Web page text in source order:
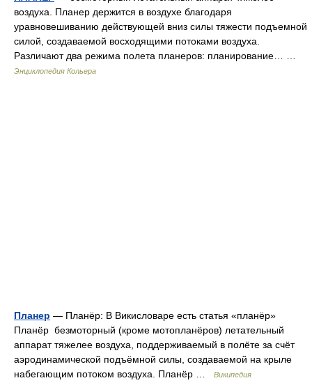
воздуха. Планер держится в воздухе благодаря
уравновешиванию действующей вниз силы тяжести подъемной
силой, создаваемой восходящими потоками воздуха.
Различают два режима полета планеров: планирование… …
Энциклопедия Кольера
Планер — Планёр: В Викисловаре есть статья «планёр»
Планёр безмоторный (кроме мотопланёров) летательный
аппарат тяжелее воздуха, поддерживаемый в полёте за счёт
аэродинамической подъёмной силы, создаваемой на крыле
набегающим потоком воздуха. Планёр …
Википедия